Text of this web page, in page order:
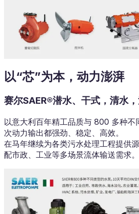
以“芯”为本，动力澎湃
赛尔SAER®潜水、干式，清水
以意大利百年精工品质与 800 多种不
次动力输出都强劲、稳定、高效。
在马年继续为各类污水处理工程提供
配市政、工业等多场景流体输送需求。